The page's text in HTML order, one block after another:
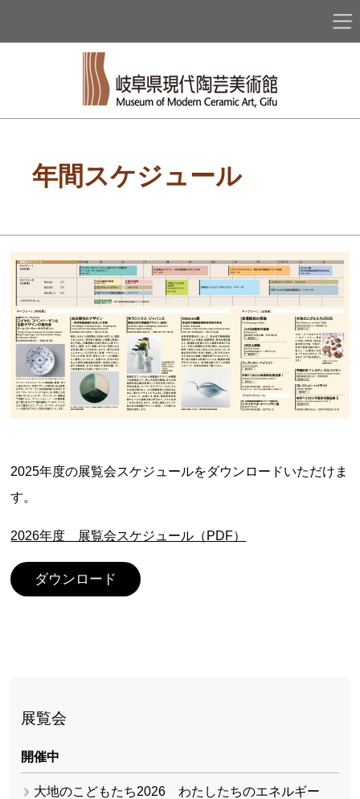
年間スケジュール
展覧会
開催中
大地のこどもたち2026 わたしたちのエネルギー
2025年度の展覧会スケジュールをダウンロードいただけま
す。
2026年度 展覧会スケジュール（PDF）
ダウンロード